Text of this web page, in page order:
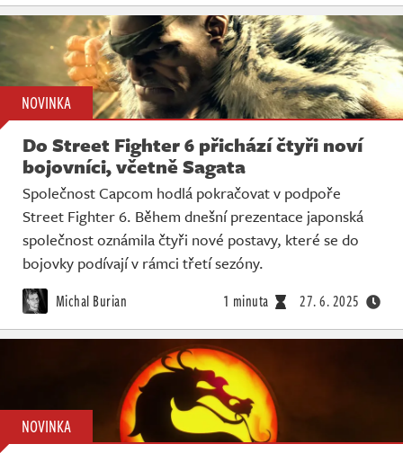
NOVINKA
Do Street Fighter 6 přichází čtyři noví
bojovníci, včetně Sagata
Společnost Capcom hodlá pokračovat v podpoře
Street Fighter 6. Během dnešní prezentace japonská
společnost oznámila čtyři nové postavy, které se do
bojovky podívají v rámci třetí sezóny.
Michal Burian 1 minuta 27. 6. 2025
NOVINKA